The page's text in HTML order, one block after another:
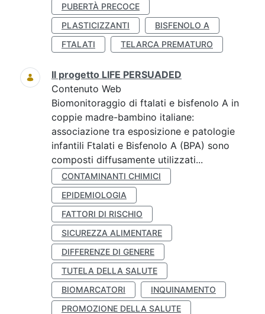
PUBERTÀ PRECOCE
PLASTICIZZANTI
BISFENOLO A
FTALATI
TELARCA PREMATURO
Il progetto LIFE PERSUADED
Contenuto Web
Biomonitoraggio di ftalati e bisfenolo A in
coppie madre-bambino italiane:
associazione tra esposizione e patologie
infantili Ftalati e Bisfenolo A (BPA) sono
composti diffusamente utilizzati...
CONTAMINANTI CHIMICI
EPIDEMIOLOGIA
FATTORI DI RISCHIO
SICUREZZA ALIMENTARE
DIFFERENZE DI GENERE
TUTELA DELLA SALUTE
BIOMARCATORI
INQUINAMENTO
PROMOZIONE DELLA SALUTE